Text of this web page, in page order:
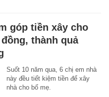
góp tiền xây cho
thành quả
Suốt 10 năm qua, 6 chị em nhà
này đều tiết kiệm tiền để xây
nhà cho bố mẹ.